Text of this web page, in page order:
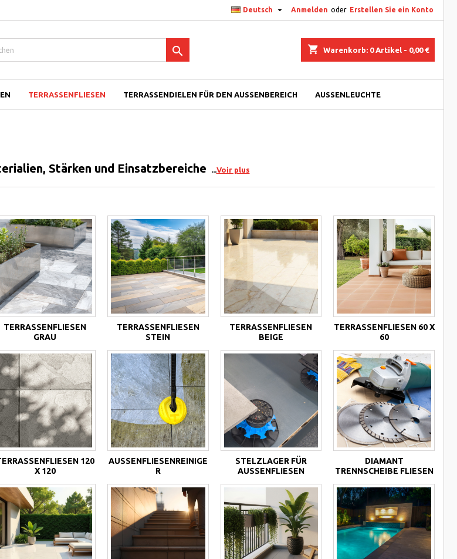
Anmelden oder Erstellen Sie ein Konto
Deutsch 
shopping_cart Warenkorb: 0Artikel - 0,00 €

TERRASSENFLIESEN TERRASSENDIELEN FÜR DEN AUSSENBEREICH AUSSENLEUCHTE
Stärken und Einsatzbereiche
Voir plus
TERRASSENFLIESEN
GRAU
TERRASSENFLIESEN
STEIN
TERRASSENFLIESEN
BEIGE
TERRASSENFLIESEN 60 X
60
120
X 120
AUSSENFLIESENREINIGER
STELZLAGER FÜR
AUSSENFLIESEN
DIAMANT
TRENNSCHEIBE FLIESEN